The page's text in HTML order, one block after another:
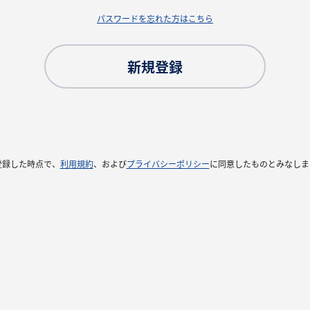
パスワードを忘れた方はこちら
新規登録
した時点で、 利用規約、およびプライバシーポリシーに同意したものとみなし